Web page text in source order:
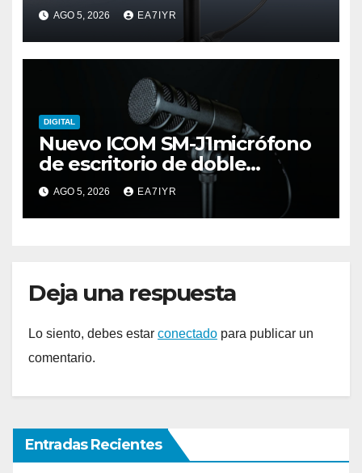
AGO 5, 2026 EA7IYR
DIGITAL
Nuevo ICOM SM-J1micrófono
de escritorio de doble
elemento premium
AGO 5, 2026 EA7IYR
Deja una respuesta
Lo siento, debes estar conectado para publicar un
comentario.
Entradas Recientes